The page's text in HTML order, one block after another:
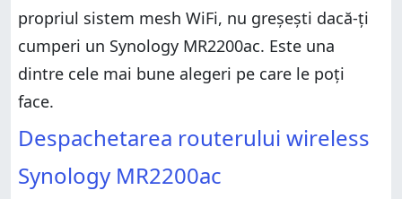
propriul sistem mesh WiFi, nu greșești dacă-ți
cumperi un Synology MR2200ac. Este una
dintre cele mai bune alegeri pe care le poți
face.
Despachetarea routerului wireless
Synology MR2200ac